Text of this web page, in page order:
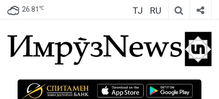
26.81 ℃ TJ RU
ИмрӯзNews